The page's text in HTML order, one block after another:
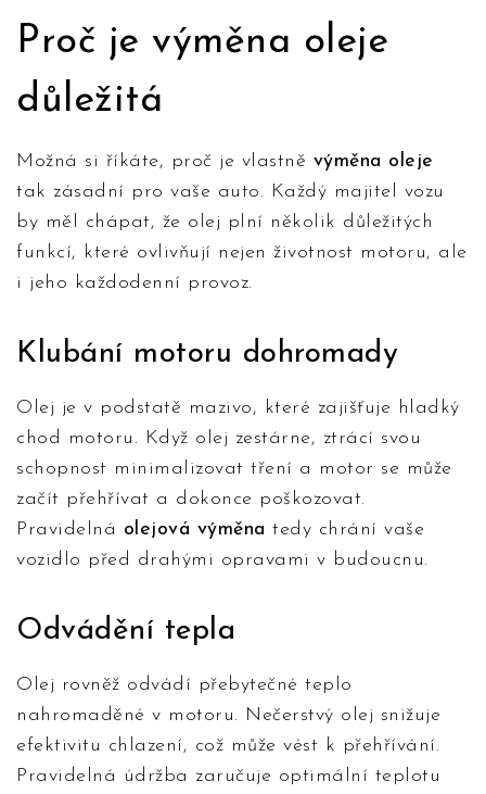
Proč je výměna oleje
důležitá
Možná si říkáte, proč je vlastně výměna oleje
tak zásadní pro vaše auto. Každý majitel vozu
by měl chápat, že olej plní několik důležitých
funkcí, které ovlivňují nejen životnost motoru, ale
i jeho každodenní provoz.
Klubání motoru dohromady
Olej je v podstatě mazivo, které zajišťuje hladký
chod motoru. Když olej zestárne, ztrácí svou
schopnost minimalizovat tření a motor se může
začít přehřívat a dokonce poškozovat.
Pravidelná olejová výměna tedy chrání vaše
vozidlo před drahými opravami v budoucnu.
Odvádění tepla
Olej rovněž odvádí přebytečné teplo
nahromaděné v motoru. Nečerstvý olej snižuje
efektivitu chlazení, což může vést k přehřívání.
Pravidelná údržba zaručuje optimální teplotu